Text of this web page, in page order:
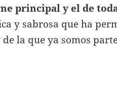
principal y el de
y sabrosa que ha
la que ya somos